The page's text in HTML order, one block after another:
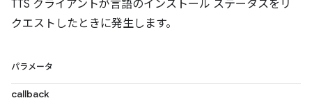
TTS クライアントが言語のインストール ステータスをリ
クエストしたときに発生します。
パラメータ
callback